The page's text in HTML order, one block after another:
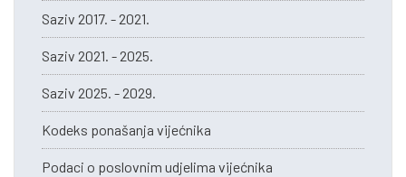
Saziv 2017. - 2021.
Saziv 2021. - 2025.
Saziv 2025. - 2029.
Kodeks ponašanja vijećnika
Podaci o poslovnim udjelima vijećnika